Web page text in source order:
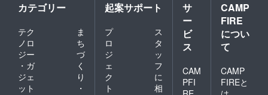
カテゴリー
テク
ノロ
ジー
・ガ
ジェ
ット
ま
ち
づ
く
り
・
起案サポート
プ
ロ
ジ
ェ
ク
ト
ス
タ
ッ
フ
に
相
サ
ー
ビ
ス
CAM
PFI
CAMP
FIRE
につい
て
CAMP
FIREと